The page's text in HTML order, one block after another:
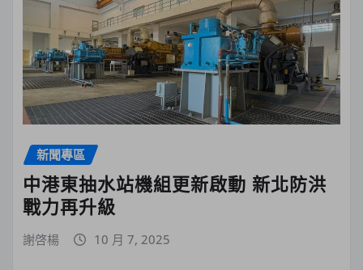
新聞專區
中港東抽水站機組更新啟動 新北防洪
戰力再升級
謝啓楊 10 月 7, 2025